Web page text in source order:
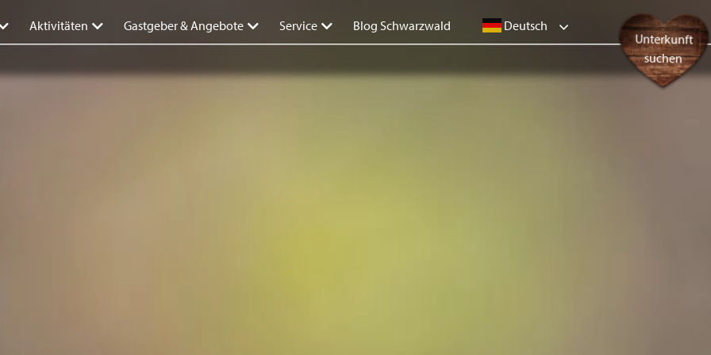
Unterkunft
suchen
Aktivitäten Gastgeber & Angebote Service Blog Schwarzwald Deutsch